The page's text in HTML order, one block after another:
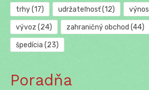
trhy(17) udržateľnosť(12) výnos
vývoz (24) zahraničný obchod (44)
špedícia (23)
Poradňa